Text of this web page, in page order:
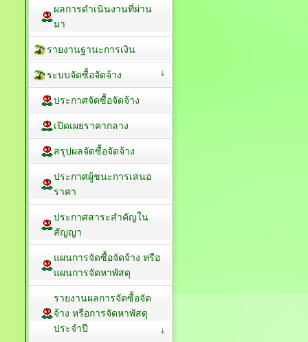
ผลการดำเนินงานที่ผ่าน
มา
รายงานฐานะการเงิน
ระบบจัดซื้อจัดจ้าง
ประกาศจัดซื้อจัดจ้าง
เปิดเผยราคากลาง
สรุปผลจัดซื้อจัดจ้าง
ประกาศผู้ชนะการเสนอ
ราคา
ประกาศสาระสำคัญใน
สัญญา
แผนการจัดซื้อจัดจ้าง หรือ
แผนการจัดหาพัสดุ
รายงานผลการจัดซื้อจัด
จ้าง หรือการจัดหาพัสดุ
ประจำปี